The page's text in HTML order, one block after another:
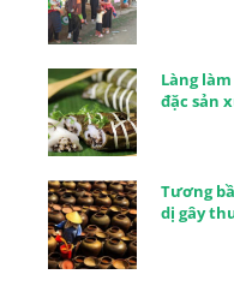
Làng
đặc sản
Tương
dị gây